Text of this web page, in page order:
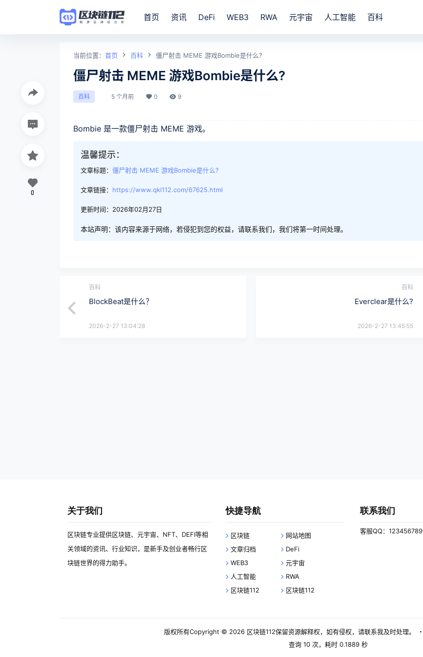
首页 资讯 DeFi WEB3 RWA 元宇宙 人工智能 百科
当前位置： 首页 百科 僵尸射击 MEME 游戏Bombie是什么?
僵尸射击 MEME 游戏Bombie是什么?
百科 5 个月前 0 9
Bombie 是一款僵尸射击 MEME 游戏。
温馨提示：
文章标题： 僵尸射击 MEME 游戏Bombie是什么?
文章链接： https://www.qkl112.com/67625.html
更新时间：2026年02月27日
本站声明：该内容来源于网络，若侵犯到您的权益，请联系我们，我们将第一时间处理。
0
百科
BlockBeat是什么？
2026-2-27 13:04:28
百科
Everclear是什么?
2026-2-27 13:45:55
关于我们
区块链专业提供区块链、元宇宙、NFT、DEFI等相
关领域的资讯、行业知识，是新手及创业者畅行区
块链世界的得力助手。
快捷导航
区块链
网站地图
文章归档
DeFi
WEB3
元宇宙
人工智能
RWA
区块链112
区块链112
联系我们
客服QQ：123456789
版权所有Copyright © 2026 区块链112保留资源解释权，如有侵权，请联系我及时处理。 ・
查询 10 次，耗时 0.1889 秒